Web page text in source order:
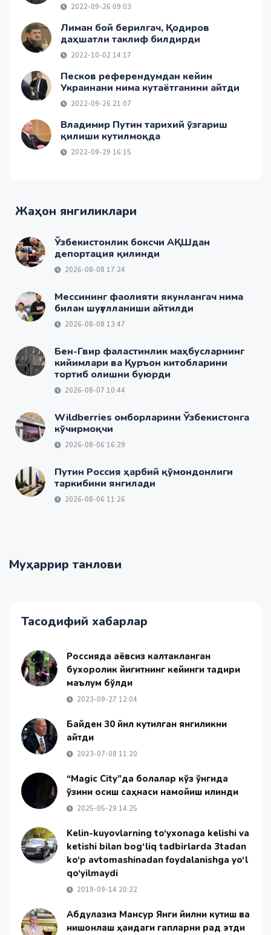
2022-09-26 09:03
Лиман бой берилгач, Қодиров
даҳшатли таклиф билдирди
2022-10-02 14:17
Песков референдумдан кейин
Украинани нима кутаётганини айтди
2022-09-26 21:07
Владимир Путин тарихий ўзгариш
қилиши кутилмоқда
2022-09-29 16:15
Жаҳон янгиликлари
Ўзбекистонлик боксчи АҚШдан
депортация қилинди
2026-08-08 17:24
Мессининг фаолияти якунлангач нима
билан шуғулланиши айтилди
2026-08-08 13:47
Бен-Гвир фаластинлик маҳбусларнинг
кийимлари ва Қуръон китобларини
тортиб олишни буюрди
2026-08-07 10:44
Wildberries омборларини Ўзбекистонга
кўчирмоқчи
2026-08-06 16:29
Путин Россия ҳарбий қўмондонлиги
таркибини янгилади
2026-08-06 11:26
Муҳаррир танлови
Тасодифий хабарлар
Россияда аёвсиз калтакланган
бухоролик йигитнинг кейинги тақдири
маълум бўлди
2023-09-27 12:04
Байден 30 йил кутилган янгиликни
айтди
2023-07-08 11:20
“Magic City”да болалар кўз ўнгида
ўзини осиш саҳнаси намойиш қилинди
2025-05-29 14:25
Kelin-kuyovlarning to‘yxonaga kelishi va
ketishi bilan bog‘liq tadbirlarda 3tadan
ko‘p avtomashinadan foydalanishga yo‘l
qo‘yilmaydi
2019-09-14 20:22
Абдулазиз Мансур Янги йилни кутиш ва
нишонлаш ҳақидаги гапларни рад этди